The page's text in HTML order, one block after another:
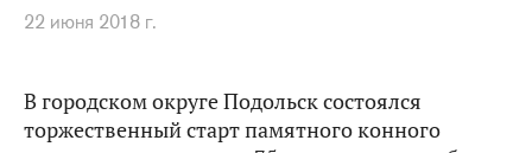
22 июня 2018 г.
В городском округе Подольск состоялся
торжественный старт памятного конного